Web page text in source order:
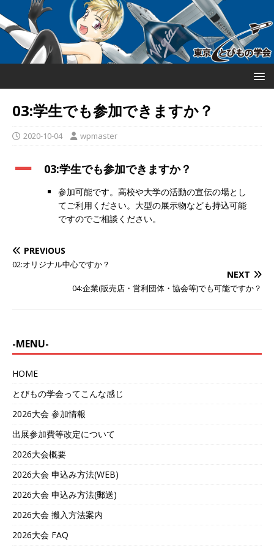
03:学生でも参加できますか？
2020-10-04 wpmaster
A 03:学生でも参加できますか？
参加可能です。高校や大学の活動の宣伝の場とし
てご利用ください。大型の展示物なども持込可能
ですのでご相談ください。
PREVIOUS
02:オリジナル中心ですか？
NEXT
04:企業(販売店・営利団体・協会等)でも可能ですか？
-MENU-
HOME
とびもの学会ってこんな感じ
2026大会 参加情報
出展参加費等改定について
2026大会概要
2026大会 申込み方法(WEB)
2026大会 申込み方法(郵送)
2026大会 搬入方法案内
2026大会 FAQ